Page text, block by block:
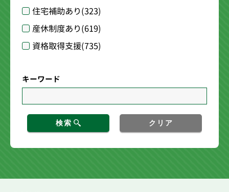
住宅補助あり(323)
産休制度あり(619)
資格取得支援(735)
キーワード
検索 クリア